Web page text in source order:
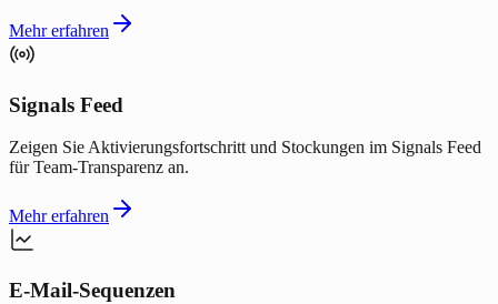
Mehr erfahren
Signals Feed
Zeigen Sie Aktivierungsfortschritt und Stockungen im Signals Feed
für Team-Transparenz an.
Mehr erfahren
E-Mail-Sequenzen